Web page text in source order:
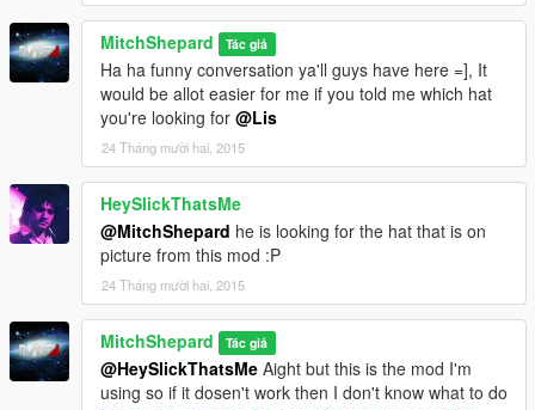
MitchShepard Tác giả
Ha ha funny conversation ya'll guys have here =], It
would be allot easier for me if you told me which hat
you're looking for @Lis
24 Tháng mười hai, 2015
HeySlickThatsMe
@MitchShepard he is looking for the hat that is on
picture from this mod :P
24 Tháng mười hai, 2015
MitchShepard Tác giả
@HeySlickThatsMe Aight but this is the mod I'm
using so if it dosen't work then I don't know what to do